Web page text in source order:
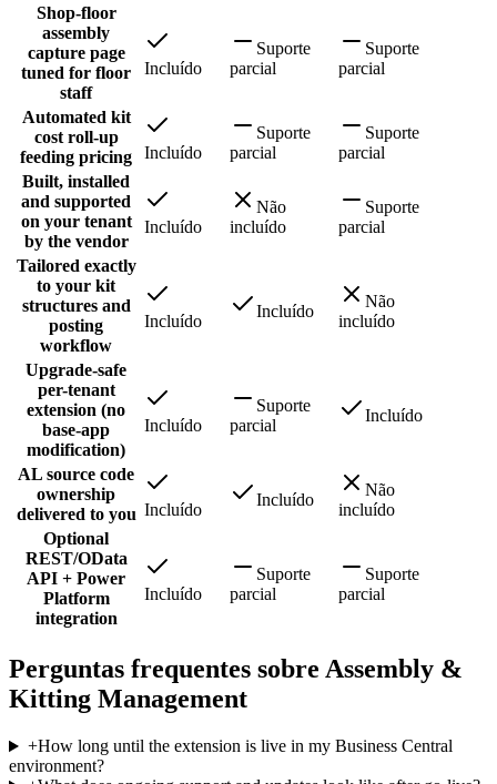
Shop-floor
assembly
capture page
tuned for floor
staff
Incluído
Suporte
parcial
Suporte
parcial
Automated kit
cost roll-up
feeding pricing
Incluído
Suporte
parcial
Suporte
parcial
Built, installed
and supported
on your tenant
by the vendor
Incluído
Não
incluído
Suporte
parcial
Tailored exactly
to your kit
structures and
posting
workflow
Incluído
Incluído
Não
incluído
Upgrade-safe
per-tenant
extension (no
base-app
modification)
Incluído
Suporte
parcial
Incluído
AL source code
ownership
delivered to you Incluído
Incluído
Não
incluído
Optional
REST/OData
API + Power
Platform
integration
Incluído
Suporte
parcial
Suporte
parcial
Perguntas frequentes sobre Assembly &
Kitting Management
+How long until the extension is live in my Business Central
environment?